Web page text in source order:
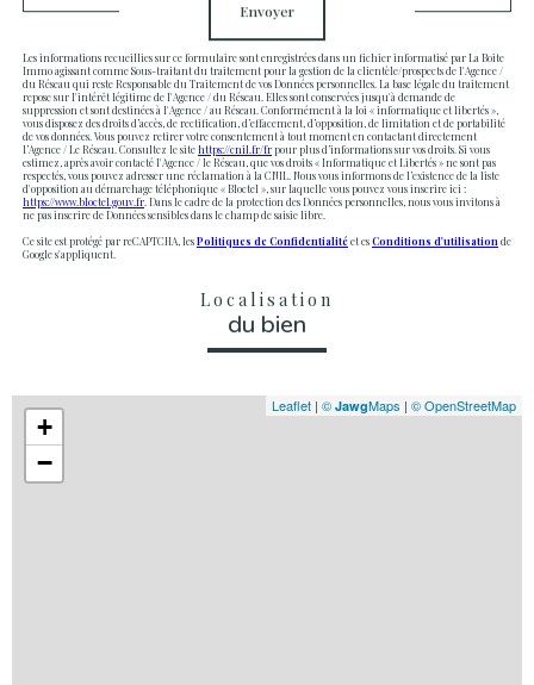
Envoyer
Les informations recueillies sur ce formulaire sont enregistrées dans un fichier informatisé par La Boite
Immo agissant comme Sous-traitant du traitement pour la gestion de la clientèle/prospects de l'Agence /
du Réseau qui reste Responsable du Traitement de vos Données personnelles. La base légale du traitement
repose sur l'intérêt légitime de l'Agence / du Réseau. Elles sont conservées jusqu'à demande de
suppression et sont destinées à l'Agence / au Réseau. Conformément à la loi « informatique et libertés »,
vous disposez des droits d’accès, de rectification, d’effacement, d’opposition, de limitation et de portabilité
de vos données. Vous pouvez retirer votre consentement à tout moment en contactant directement
l’Agence / Le Réseau. Consultez le sitehttps://cnil.fr/frpour plus d’informations sur vos droits. Si vous
estimez, après avoir contacté l'Agence / le Réseau, que vos droits « Informatique et Libertés » ne sont pas
respectés, vous pouvez adresser une réclamation à la CNIL. Nous vous informons de l’existence de la liste
d'opposition au démarchage téléphonique « Bloctel », sur laquelle vous pouvez vous inscrire ici :
https://www.bloctel.gouv.fr . Dans le cadre de la protection des Données personnelles, nous vous invitons à
ne pas inscrire de Données sensibles dans le champ de saisie libre.
Ce site est protégé par reCAPTCHA, lesPolitiques de Confidentialitéet esConditions d'utilisation de
Google s'appliquent.
Localisation
du bien
+
−
Leaflet | © JawgMaps | © OpenStreetMap